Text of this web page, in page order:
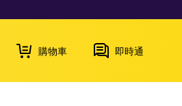
購物車 即時通